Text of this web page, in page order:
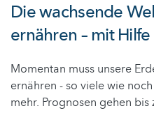
Die wachsende
ernähren – mit
Momentan muss unsere
ernähren - so viele wie
mehr. Prognosen gehen